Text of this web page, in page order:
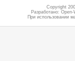
Copyright
Разработано:
При использовании